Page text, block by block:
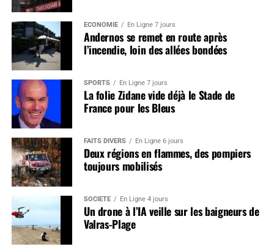
ÉCONOMIE En Ligne 7 jours
Andernos se remet en route après
l’incendie, loin des allées bondées
SPORTS En Ligne 7 jours
La folie Zidane vide déjà le Stade de
France pour les Bleus
FAITS DIVERS En Ligne 6 jours
Deux régions en flammes, des pompiers
toujours mobilisés
SOCIÉTÉ En Ligne 4 jours
Un drone à l’IA veille sur les baigneurs de
Valras-Plage